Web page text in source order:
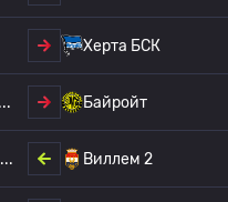
Херта БСК
Байройт
Виллем 2